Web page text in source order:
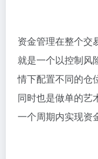
资金管理在整个交
就是一个以控制风
情下配置不同的仓
同时也是做单的艺
一个周期内实现资